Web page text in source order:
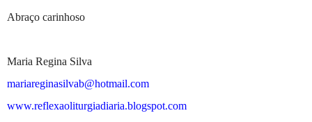
Abraço carinhoso
Maria Regina Silva
mariareginasilvab@hotmail.com
www.reflexaoliturgiadiaria.blogspot.com